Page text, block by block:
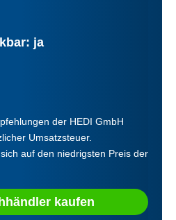
ja
der HEDI GmbH
Umsatzsteuer.
auf den niedrigsten Preis der
kaufen